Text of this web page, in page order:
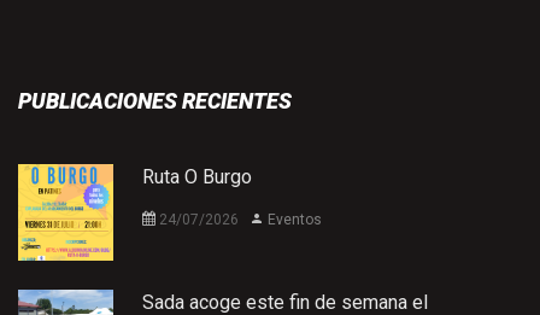
PUBLICACIONES RECIENTES
Ruta O Burgo
24/07/2026 Eventos
Sada acoge este fin de semana el